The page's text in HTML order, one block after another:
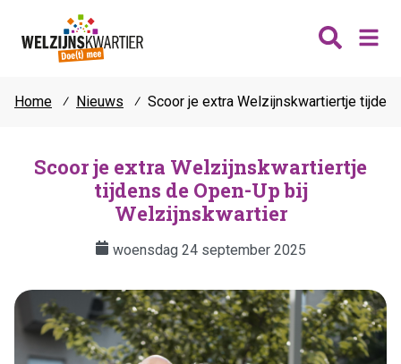
Katwijk
Lisse
Teylingen
Thema's
Vrijwilligers
Fit & vitaal
Mantelzorg
Contact
Home ⁄ Nieuws ⁄ Scoor je extra Welzijnskwartiertje
Scoor je extra Welzijnskwartiertje
tijdens de Open-Up bij
Welzijnskwartier
woensdag 24 september 2025